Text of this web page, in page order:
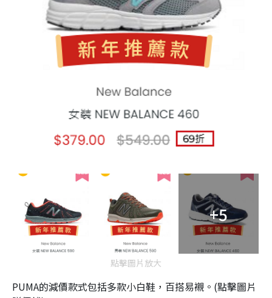
+5
點擊圖片放大
PUMA的減價款式包括多款小白鞋，百搭易襯。(點擊圖片